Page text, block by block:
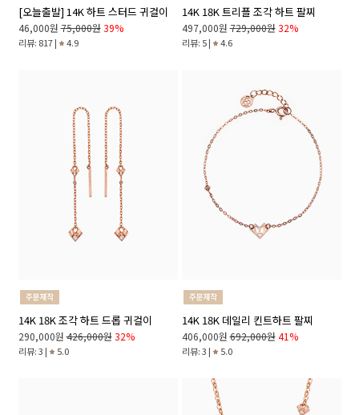
[오늘출발] 14K 하트 스터드 귀걸이
46,000원 75,000원 39%
리뷰: 817 | 4.9
14K 18K 트리플 조각 하트 팔찌
497,000원 729,000원 32%
리뷰: 5 | 4.6
14K 18K 조각 하트 드롭 귀걸이
290,000원 426,000원 32%
리뷰: 3 | 5.0
14K 18K 데일리 킨트하트 팔찌
406,000원 692,000원 41%
리뷰: 3 | 5.0